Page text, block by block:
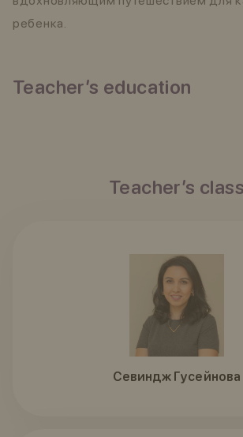
ребенка.
Teacher’s education
Teacher’s class
Севиндж Гусейнова